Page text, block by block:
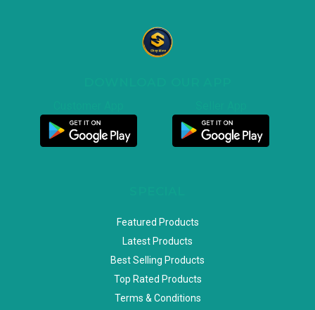
Featured Products
Latest Products
Best Selling Products
Top Rated Products
Terms & Conditions